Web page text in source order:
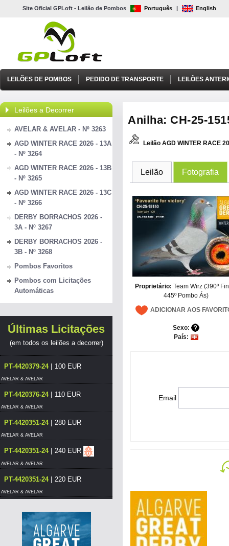
Site Oficial GPLoft - Leilão de Pombos Português | English
LEILÕES DE POMBOS PEDIDO DE TRANSPORTE LEILÕES
Leilões a Decorrer
AVELAR & AVELAR - Nº 3263
AGD WINTER RACE 2026 - 13A
- Nº 3264
AGD WINTER RACE 2026 - 13B
- Nº 3265
AGD WINTER RACE 2026 - 13C
- Nº 3266
DERBY BORRACHOS 2026 -
3A - Nº 3267
DERBY BORRACHOS 2026 -
3B - Nº 3268
Pombos Favoritos
Pombos com Licitações
Automáticas
Últimas Licitações
(em todos os leilões a decorrer)
PT-4420379-24| 100 EUR
AVELAR & AVELAR
PT-4420376-24| 110 EUR
AVELAR & AVELAR
PT-4420351-24| 280 EUR
AVELAR & AVELAR
PT-4420351-24| 240 EUR
AVELAR & AVELAR
PT-4420351-24| 220 EUR
AVELAR & AVELAR
AVELAR & AVELAR
PT-4420351-24|160 EUR
Anilha: CH-25-
Leilão AGD WINTER RACE
Leilão Fotografia
Proprietário: Team Wirz (390º
445º Pombo Ás)
ADICIONAR AOS
Sexo:
País:
Email